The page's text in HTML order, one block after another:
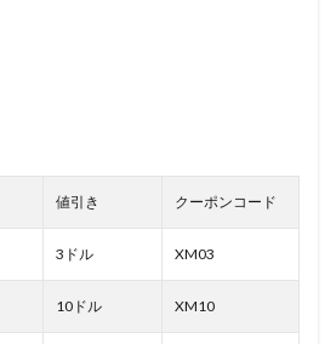
値引き クーポンコード
3ドル XM03
10ドル XM10